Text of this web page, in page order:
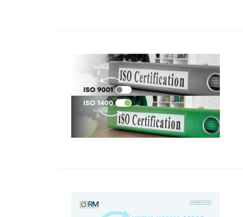
Toledo
Valencia
Valladolid
Vizcaya
Zamora
Zaragoza